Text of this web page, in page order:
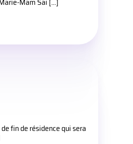
fin de résidence qui sera